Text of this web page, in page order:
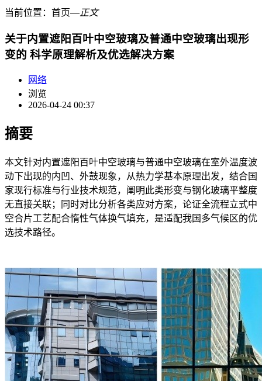
当前位置： 首页―正文
关于内置遮阳百叶中空玻璃及普通中空玻璃出现形
变的 科学原理解析及优选解决方案
网络
浏览
2026-04-24 00:37
摘要
本文针对内置遮阳百叶中空玻璃与普通中空玻璃在室外温度波
动下出现的内凹、外鼓现象，从热力学基本原理出发，结合国
家现行标准与行业技术规范，阐明此类形变与钢化玻璃平整度
无直接关联；同时对比分析各类应对方案，论证全流程立式中
空合片工艺配合惰性气体换气填充，是适配我国多气候区的优
选技术路径。